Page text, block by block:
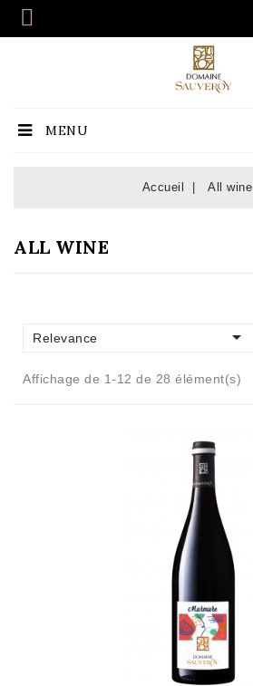
MENU
Accueil All wine
ALL WINE
Relevance 
Affichage de 1-12 de 28 élément(s)